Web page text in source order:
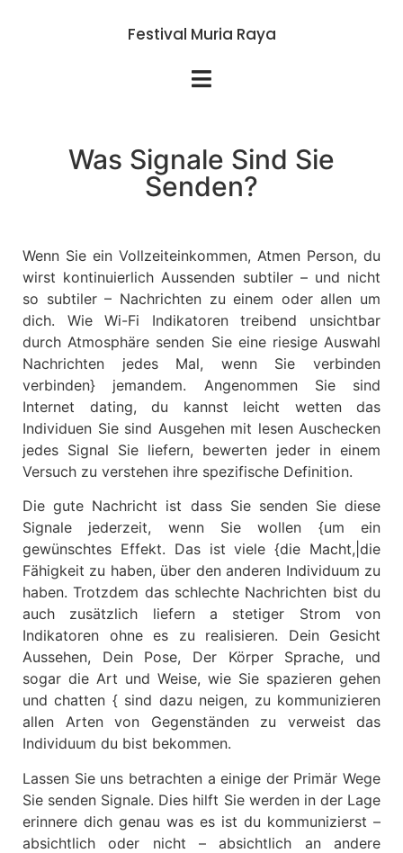
Festival Muria Raya
Was Signale Sind Sie
Senden?
Wenn Sie ein Vollzeiteinkommen, Atmen Person, du
wirst kontinuierlich Aussenden subtiler – und nicht
so subtiler – Nachrichten zu einem oder allen um
dich. Wie Wi-Fi Indikatoren treibend unsichtbar
durch Atmosphäre senden Sie eine riesige Auswahl
Nachrichten jedes Mal, wenn Sie verbinden
verbinden} jemandem. Angenommen Sie sind
Internet dating, du kannst leicht wetten das
Individuen Sie sind Ausgehen mit lesen Auschecken
jedes Signal Sie liefern, bewerten jeder in einem
Versuch zu verstehen ihre spezifische Definition.
Die gute Nachricht ist dass Sie senden Sie diese
Signale jederzeit, wenn Sie wollen {um ein
gewünschtes Effekt. Das ist viele {die Macht,|die
Fähigkeit zu haben, über den anderen Individuum zu
haben. Trotzdem das schlechte Nachrichten bist du
auch zusätzlich liefern a stetiger Strom von
Indikatoren ohne es zu realisieren. Dein Gesicht
Aussehen, Dein Pose, Der Körper Sprache, und
sogar die Art und Weise, wie Sie spazieren gehen
und chatten { sind dazu neigen, zu kommunizieren
allen Arten von Gegenständen zu verweist das
Individuum du bist bekommen.
Lassen Sie uns betrachten a einige der Primär Wege
Sie senden Signale. Dies hilft Sie werden in der Lage
erinnere dich genau was es ist du kommunizierst –
absichtlich oder nicht – absichtlich an andere